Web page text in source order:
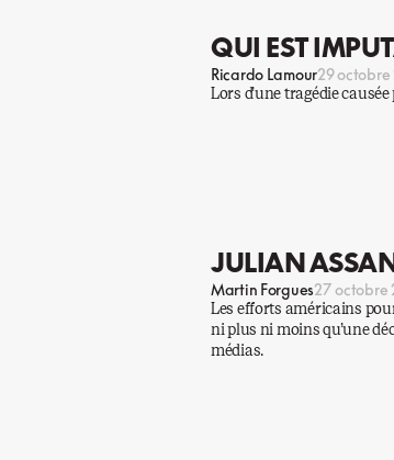
QUI EST
Ricardo Lamour29 octobre
Lors d’une tragédie
JULIAN
Martin Forgues27 octobre
Les efforts américains
ni plus ni moins qu’une
médias.